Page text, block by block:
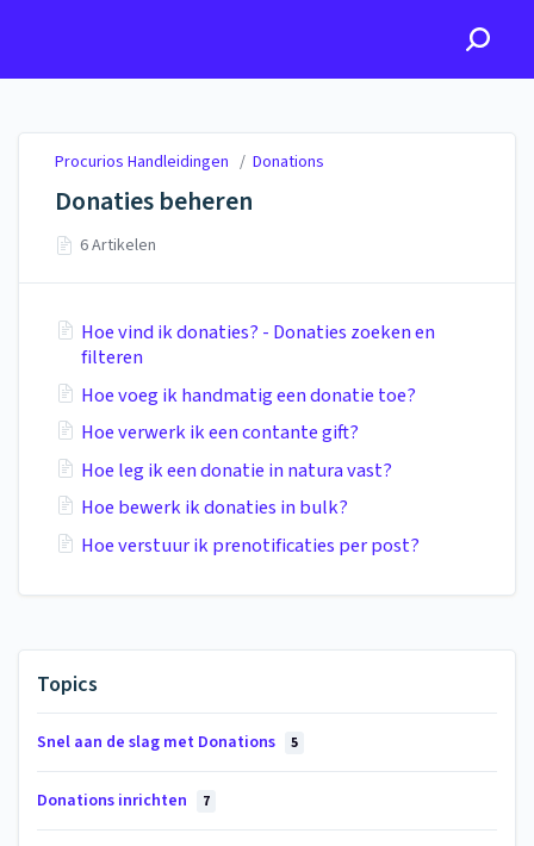
Topics
Snel aan de slag met Donations 5
Donations inrichten 7
Procurios Handleidingen / Donations
Donaties beheren
6 Artikelen
Hoe vind ik donaties? - Donaties zoeken en
filteren
Hoe voeg ik handmatig een donatie toe?
Hoe verwerk ik een contante gift?
Hoe leg ik een donatie in natura vast?
Hoe bewerk ik donaties in bulk?
Hoe verstuur ik prenotificaties per post?